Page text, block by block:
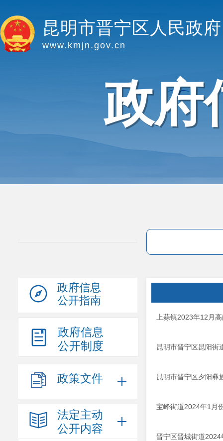
昆明市晋宁区人民政府
www.kmjn.gov.cn
政府
政府信息
公开指南
政府信息
公开制度
政策文件
法定主动
公开内容
上蒜镇2023年12月
昆明市晋宁区昆阳街
昆明市晋宁区夕阳彝
宝峰街道2024年1月
晋宁区晋城街道